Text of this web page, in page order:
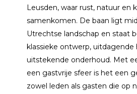
Leusden, waar rust, natuur en
samenkomen. De baan ligt
Utrechtse landschap en staat
klassieke ontwerp, uitdagende
uitstekende onderhoud. Met
een gastvrije sfeer is het een
zowel leden als gasten die op